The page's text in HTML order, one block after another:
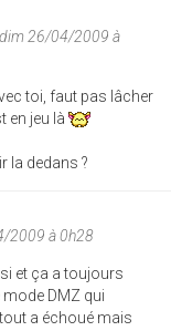
26/04/2009 à
toi, faut pas lâcher
en jeu là
la dedans ?
2009 à 0h28
et ça a toujours
mode DMZ qui
a échoué mais